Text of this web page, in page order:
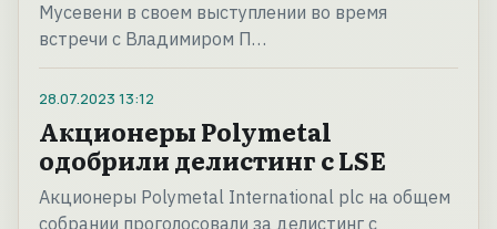
Мусевени в своем выступлении во время
встречи с Владимиром П…
28.07.2023 13:12
Акционеры Polymetal
одобрили делистинг с LSE
Акционеры Polymetal International plc на общем
собрании проголосовали за делистинг с